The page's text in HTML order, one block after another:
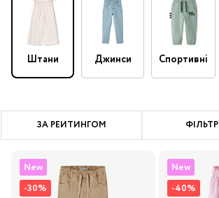
Штани Джинси Спортивні
ЗА РЕЙТИНГОМ ФІЛЬТР
New
-30%
New
-40%